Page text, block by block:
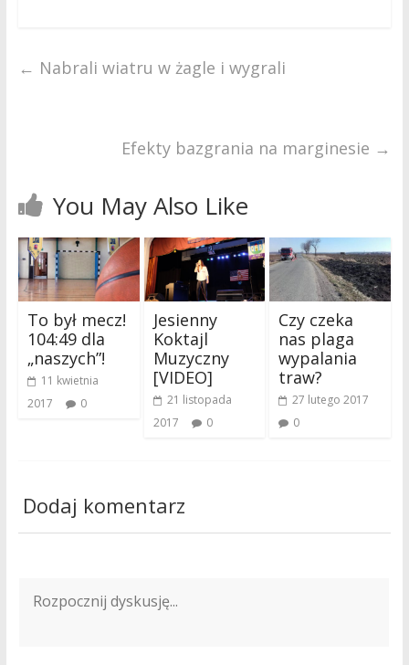
← Nabrali wiatru w żagle i wygrali
Efekty bazgrania na marginesie →
You May Also Like
To był mecz!
104:49 dla
„naszych”!
11 kwietnia
2017
0
Jesienny
Koktajl
Muzyczny
[VIDEO]
21 listopada
2017
0
Czy czeka
nas plaga
wypalania
traw?
27 lutego 2017
0
Dodaj komentarz